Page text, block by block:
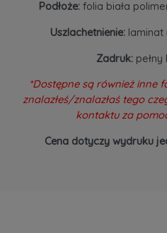
Podłoże:folia biała
Uszlachetnienie:laminat
Zadruk:pełny
*Dostępne są również inne
znalazłeś/znalazłaś tego
kontaktu za
Cena dotyczy wydruku